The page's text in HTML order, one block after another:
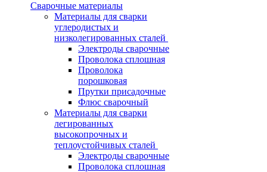
Сварочные материалы
Материалы для сварки
углеродистых и
низколегированных сталей
Электроды сварочные
Проволока сплошная
Проволока
порошковая
Прутки присадочные
Флюс сварочный
Материалы для сварки
легированных
высокопрочных и
теплоустойчивых сталей
Электроды сварочные
Проволока сплошная